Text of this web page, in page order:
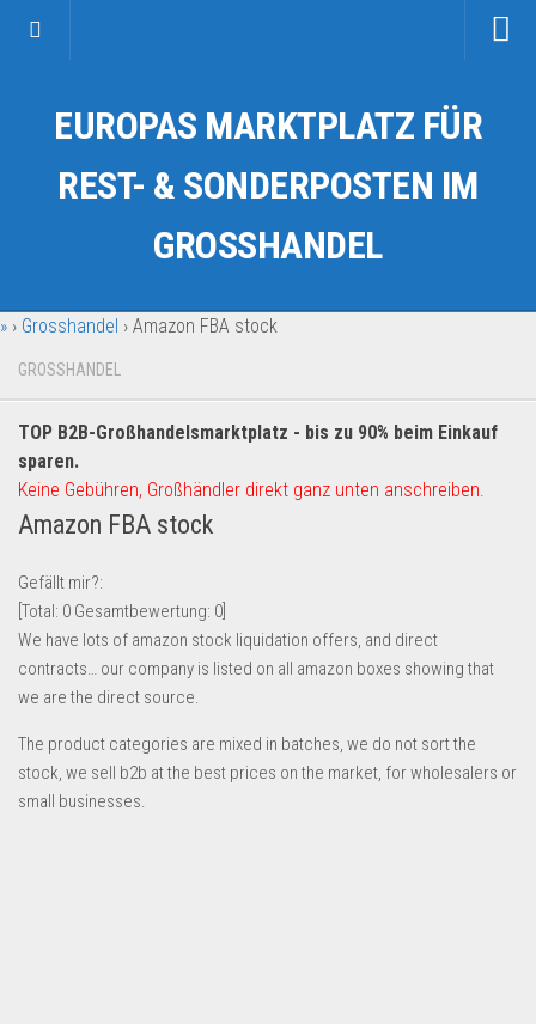
Kategorien
Auto & Motorrad
Fahrzeuge & Transport
Garten & Werkzeug
Geschäft, Büro & Schreibwaren
Geschenkartikel
Handy und Smartphone
Kosmetik & Pflege
Multimedia & Elektro
Münzen
Spielzeug & Games
Sport & Freizeit
Uhren & Schmuck
EUROPAS MARKTPLATZ FÜR
REST- & SONDERPOSTEN IM
GROSSHANDEL
» › Grosshandel › Amazon FBA stock
GROSSHANDEL
TOP B2B-Großhandelsmarktplatz - bis zu 90% beim Einkauf
sparen.
Keine Gebühren, Großhändler direkt ganz unten anschreiben.
Amazon FBA stock
Gefällt mir?:
[Total: 0 Gesamtbewertung: 0
We have lots of amazon stock liquidation offers, and direct
contracts… our company is listed on all amazon boxes showing that
we are the direct source.
The product categories are mixed in batches, we do not sort the
stock, we sell b2b at the best prices on the market, for wholesalers or
small businesses.